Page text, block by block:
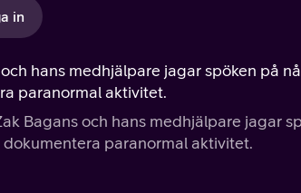
in
hans medhjälpare jagar spöken på
paranormal aktivitet.
Bagans och hans medhjälpare jagar
paranormal aktivitet.